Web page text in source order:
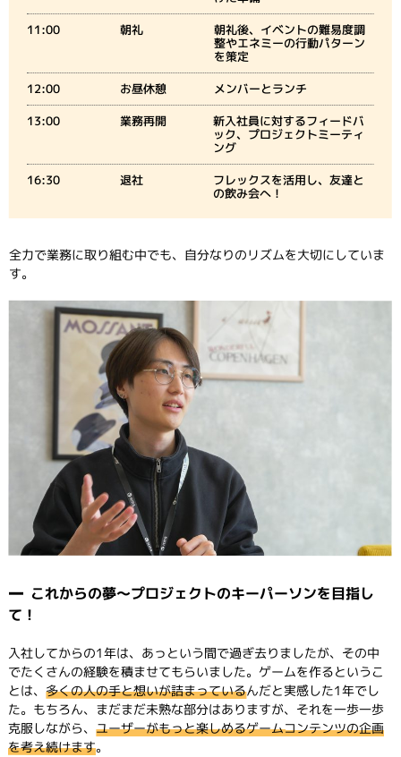
11:00 朝礼
朝礼後、イベントの難易度調
整やエネミーの行動パターン
を策定
12:00 お昼休憩 メンバーとランチ
13:00 業務再開
新入社員に対するフィードバ
ック、プロジェクトミーティ
ング
16:30 退社 フレックスを活用し、友達と
の飲み会へ！
全力で業務に取り組む中でも、自分なりのリズムを大切にしていま
す。
これからの夢～プロジェクトのキーパーソンを目指し
て！
入社してからの1年は、あっという間で過ぎ去りましたが、その中
でたくさんの経験を積ませてもらいました。ゲームを作るというこ
とは、多くの人の手と想いが詰まっているんだと実感した1年でし
た。もちろん、まだまだ未熟な部分はありますが、それを一歩一歩
克服しながら、ユーザーがもっと楽しめるゲームコンテンツの企画
を考え続けます。